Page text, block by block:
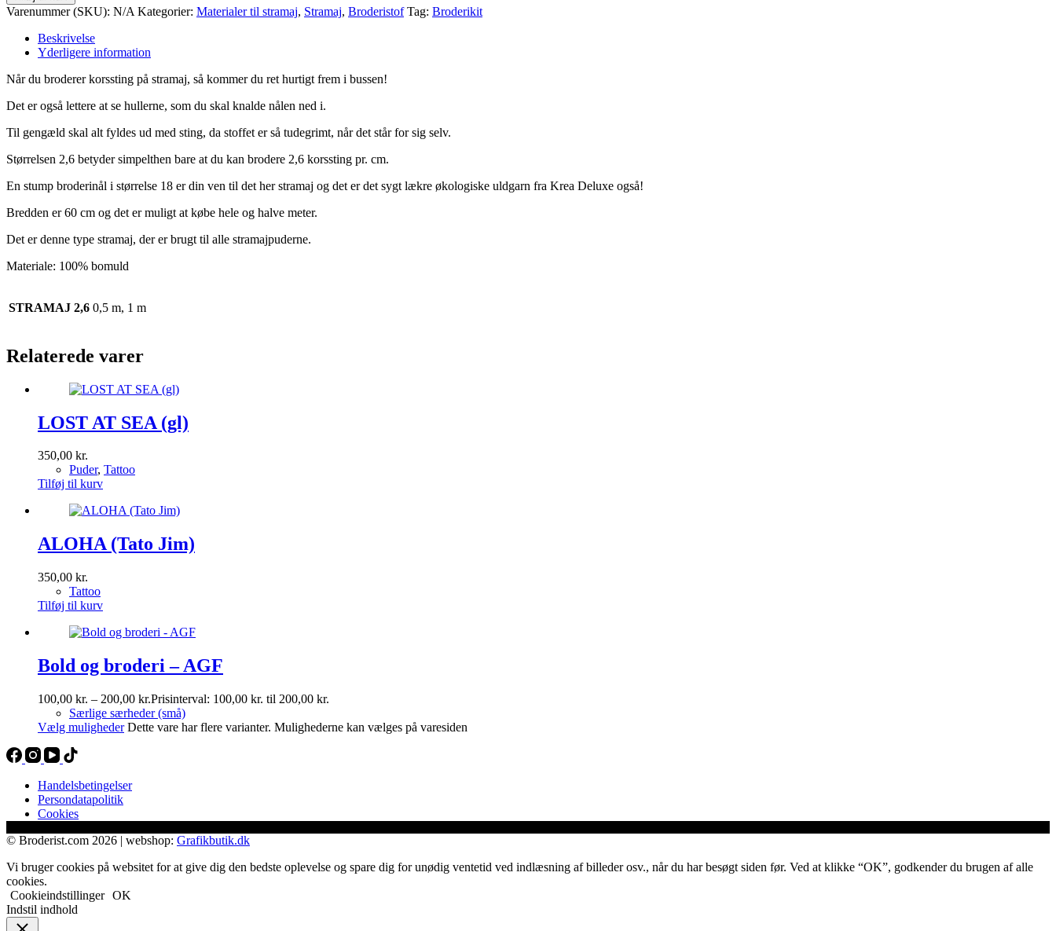
Varenummer (SKU): N/A Kategorier: Materialer til stramaj, Stramaj, Broderistof Tag: Broderikit
Beskrivelse
Yderligere information
Når du broderer korssting på stramaj, så kommer du ret hurtigt frem i bussen!
Det er også lettere at se hullerne, som du skal knalde nålen ned i.
Til gengæld skal alt fyldes ud med sting, da stoffet er så tudegrimt, når det står for sig selv.
Størrelsen 2,6 betyder simpelthen bare at du kan brodere 2,6 korssting pr. cm.
En stump broderinål i størrelse 18 er din ven til det her stramaj og det er det sygt lækre økologiske uldgarn fra Krea Deluxe også!
Bredden er 60 cm og det er muligt at købe hele og halve meter.
Det er denne type stramaj, der er brugt til alle stramajpuderne.
Materiale: 100% bomuld
STRAMAJ 2,6 0,5 m, 1 m
Relaterede varer
LOST AT SEA (gl)
350,00 kr.
Puder, Tattoo
Tilføj til kurv
ALOHA (Tato Jim)
350,00 kr.
Tattoo
Tilføj til kurv
Bold og broderi – AGF
100,00 kr. – 200,00 kr.Prisinterval: 100,00 kr. til 200,00 kr.
Særlige særheder (små)
Vælg muligheder Dette vare har flere varianter. Mulighederne kan vælges på varesiden
Handelsbetingelser
Persondatapolitik
Cookies
© Broderist.com 2026 | webshop: Grafikbutik.dk
Vi bruger cookies på websitet for at give dig den bedste oplevelse og spare dig for unødig ventetid ved indlæsning af billeder osv., når du har besøgt siden før. Ved at klikke “OK”, godkender du brugen af alle
cookies.
Cookieindstillinger OK
Indstil indhold